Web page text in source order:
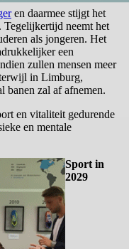
en daarmee stijgt het
Tegelijkertijd neemt het
als jongeren. Het
een
zullen mensen meer
in Limburg,
banen zal af afnemen.
en vitaliteit gedurende
en mentale
Sport in
2029